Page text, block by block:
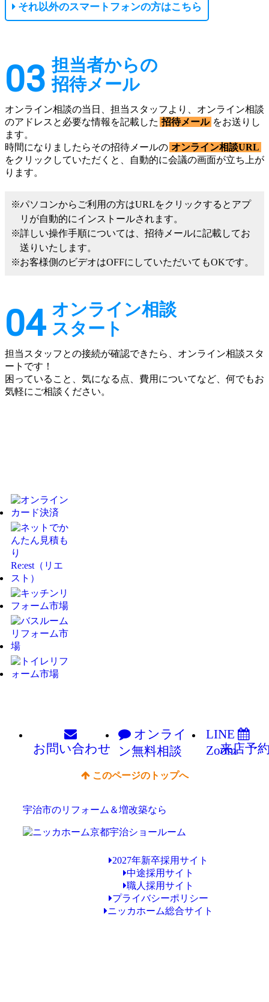
それ以外のスマートフォンの方はこちら
03 担当者からの
招待メール
オンライン相談の当日、担当スタッフより、オンライン相談
のアドレスと必要な情報を記載した 招待メール をお送りし
ます。
時間になりましたらその招待メールの オンライン相談URL
をクリックしていただくと、自動的に会議の画面が立ち上が
ります。
パソコンからご利用の方はURLをクリックするとアプ
リが自動的にインストールされます。
詳しい操作手順については、招待メールに記載してお
送りいたします。
お客様側のビデオはOFFにしていただいてもOKです。
04 オンライン相談
スタート
担当スタッフとの接続が確認できたら、オンライン相談スタ
ートです！
困っていること、気になる点、費用についてなど、何でもお
気軽にご相談ください。
お問い合わせ
オンライ
ン無料相談
LINE
Zoom
来店予
このページのトップへ
宇治市のリフォーム＆増改築なら
2027年新卒採用サイト
中途採用サイト
職人採用サイト
プライバシーポリシー
ニッカホーム総合サイト